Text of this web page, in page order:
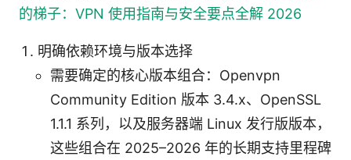
的梯子：VPN 使用指南与安全要点全解 2026
明确依赖环境与版本选择
需要确定的核心版本组合：Openvpn
Community Edition 版本 3.4.x、OpenSSL
1.1.1 系列，以及服务器端 Linux 发行版版本，
这些组合在 2025–2026 年的长期支持里程碑